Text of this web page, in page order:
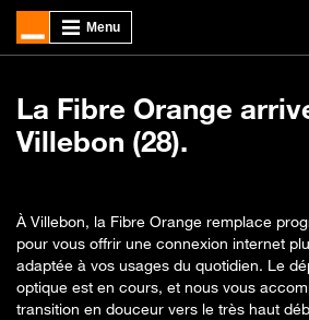
La Fibre Orange
Villebon (28).
À Villebon, la Fibre Orange remplace
pour vous offrir une connexion internet
adaptée à vos usages du quotidien. Le
optique est en cours, et nous vous
transition en douceur vers le très haut